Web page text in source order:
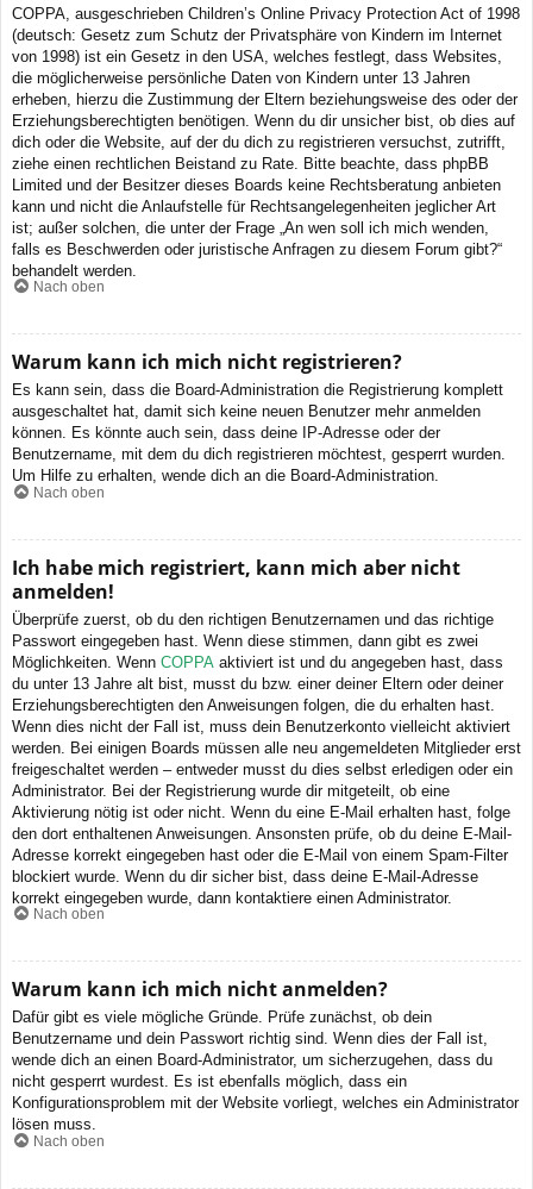
COPPA, ausgeschrieben Children’s Online Privacy Protection Act of 1998
(deutsch: Gesetz zum Schutz der Privatsphäre von Kindern im Internet
von 1998) ist ein Gesetz in den USA, welches festlegt, dass Websites,
die möglicherweise persönliche Daten von Kindern unter 13 Jahren
erheben, hierzu die Zustimmung der Eltern beziehungsweise des oder der
Erziehungsberechtigten benötigen. Wenn du dir unsicher bist, ob dies auf
dich oder die Website, auf der du dich zu registrieren versuchst, zutrifft,
ziehe einen rechtlichen Beistand zu Rate. Bitte beachte, dass phpBB
Limited und der Besitzer dieses Boards keine Rechtsberatung anbieten
kann und nicht die Anlaufstelle für Rechtsangelegenheiten jeglicher Art
ist; außer solchen, die unter der Frage „An wen soll ich mich wenden,
falls es Beschwerden oder juristische Anfragen zu diesem Forum gibt?“
behandelt werden.
Nach oben
Warum kann ich mich nicht registrieren?
Es kann sein, dass die Board-Administration die Registrierung komplett
ausgeschaltet hat, damit sich keine neuen Benutzer mehr anmelden
können. Es könnte auch sein, dass deine IP-Adresse oder der
Benutzername, mit dem du dich registrieren möchtest, gesperrt wurden.
Um Hilfe zu erhalten, wende dich an die Board-Administration.
Nach oben
Ich habe mich registriert, kann mich aber nicht
anmelden!
Überprüfe zuerst, ob du den richtigen Benutzernamen und das richtige
Passwort eingegeben hast. Wenn diese stimmen, dann gibt es zwei
Möglichkeiten. Wenn COPPA aktiviert ist und du angegeben hast, dass
du unter 13 Jahre alt bist, musst du bzw. einer deiner Eltern oder deiner
Erziehungsberechtigten den Anweisungen folgen, die du erhalten hast.
Wenn dies nicht der Fall ist, muss dein Benutzerkonto vielleicht aktiviert
werden. Bei einigen Boards müssen alle neu angemeldeten Mitglieder erst
freigeschaltet werden – entweder musst du dies selbst erledigen oder ein
Administrator. Bei der Registrierung wurde dir mitgeteilt, ob eine
Aktivierung nötig ist oder nicht. Wenn du eine E-Mail erhalten hast, folge
den dort enthaltenen Anweisungen. Ansonsten prüfe, ob du deine E-Mail-
Adresse korrekt eingegeben hast oder die E-Mail von einem Spam-Filter
blockiert wurde. Wenn du dir sicher bist, dass deine E-Mail-Adresse
korrekt eingegeben wurde, dann kontaktiere einen Administrator.
Nach oben
Warum kann ich mich nicht anmelden?
Dafür gibt es viele mögliche Gründe. Prüfe zunächst, ob dein
Benutzername und dein Passwort richtig sind. Wenn dies der Fall ist,
wende dich an einen Board-Administrator, um sicherzugehen, dass du
nicht gesperrt wurdest. Es ist ebenfalls möglich, dass ein
Konfigurationsproblem mit der Website vorliegt, welches ein Administrator
lösen muss.
Nach oben